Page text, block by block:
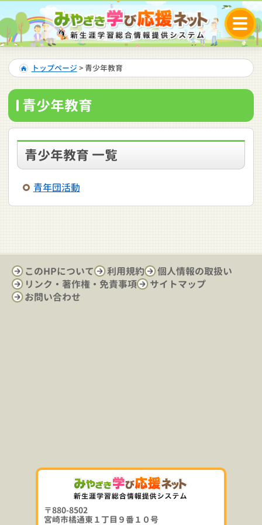
トップページ > 青少年教育
青少年教育
青少年教育 一覧
青年団活動
このHPについて 利用規約
個人情報の取扱い
リンク・著作権・免責事項
サイトマップ
お問い合わせ
〒880-8502
宮崎市橘通東１丁目９番１０号